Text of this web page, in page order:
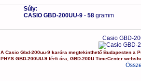
Súly:
CASIO GBD-200UU-9- 58 gramm
Casio GBD-
A Casio Gbd-200uu-9 karóra megtekinthető Budapesten a
PHYS GBD-200UU-9 férfi óra GBD-200U TimeCenter